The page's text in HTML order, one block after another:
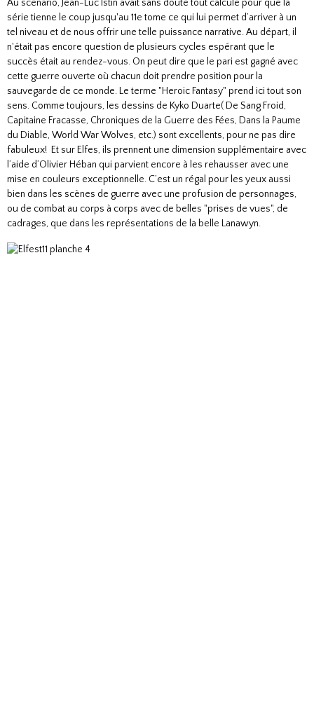
Au scénario, Jean-Luc Istin avait sans doute tout calculé pour que la
série tienne le coup jusqu'au 11e tome ce qui lui permet d’arriver à un
tel niveau et de nous offrir une telle puissance narrative. Au départ, il
n'était pas encore question de plusieurs cycles espérant que le
succès était au rendez-vous. On peut dire que le pari est gagné avec
cette guerre ouverte où chacun doit prendre position pour la
sauvegarde de ce monde. Le terme "Heroic Fantasy" prend ici tout son
sens. Comme toujours, les dessins de Kyko Duarte( De Sang Froid,
Capitaine Fracasse, Chroniques de la Guerre des Fées, Dans la Paume
du Diable, World War Wolves, etc.) sont excellents, pour ne pas dire
fabuleux! Et sur Elfes, ils prennent une dimension supplémentaire avec
l’aide d’Olivier Héban qui parvient encore à les rehausser avec une
mise en couleurs exceptionnelle. C’est un régal pour les yeux aussi
bien dans les scènes de guerre avec une profusion de personnages,
ou de combat au corps à corps avec de belles "prises de vues", de
cadrages, que dans les représentations de la belle Lanawyn.